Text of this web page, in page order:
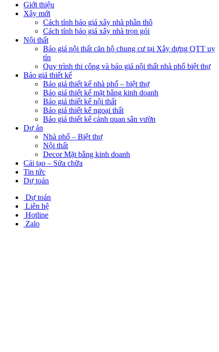
Giới thiệu
Xây mới
Cách tính báo giá xây nhà phần thô
Cách tính báo giá xây nhà trọn gói
Nội thất
Báo giá nội thất căn hộ chung cư tại Xây dựng QTT uy
tín
Quy trình thi công và báo giá nội thất nhà phố biệt thự
Báo giá thiết kế
Báo giá thiết kế nhà phố – biệt thự
Báo giá thiết kế mặt bằng kinh doanh
Báo giá thiết kế nội thất
Báo giá thiết kế ngoại thất
Báo giá thiết kế cảnh quan sân vườn
Dự án
Nhà phố – Biệt thự
Nội thất
Decor Mặt bằng kinh doanh
Cải tạo – Sửa chữa
Tin tức
Dự toán
Dự toán
Liên hệ
Hotline
Zalo